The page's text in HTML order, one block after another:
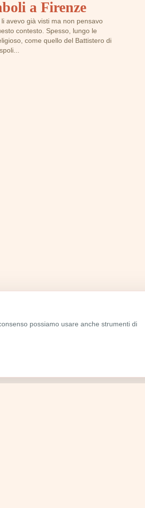
a Firenze
avevo già visti ma non pensavo
contesto. Spesso, lungo le
come quello del Battistero di
possiamo usare anche strumenti di